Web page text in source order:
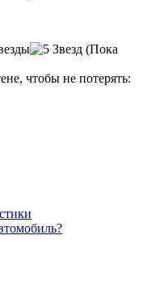
(Пока
чтобы не потерять: